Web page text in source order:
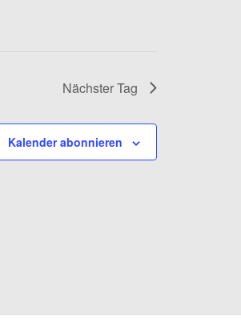
Nächster Tag
Kalender abonnieren